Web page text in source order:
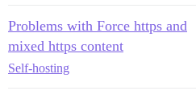
Problems with Force https and
mixed https content
Self-hosting